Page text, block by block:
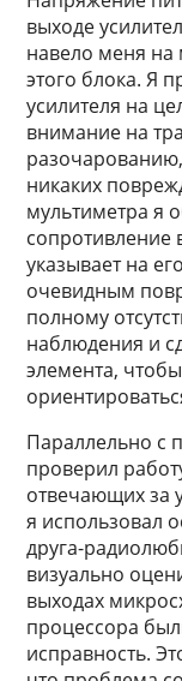
выходе
навело меня
этого блока. Я
усилителя на
внимание на
никаких
мультиметра я
сопротивление
указывает на
очевидным
полному
наблюдения и
элемента,
Параллельно с
проверил
отвечающих за
я использовал
друга-
визуально
выходах
процессора
исправность.